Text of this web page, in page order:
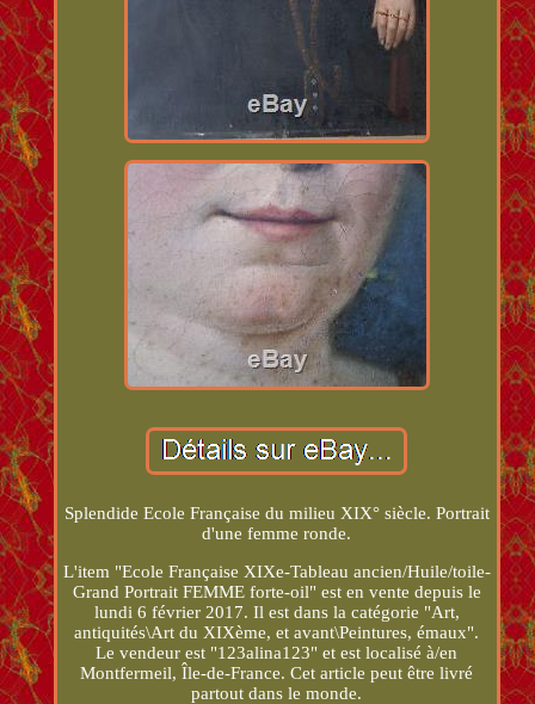
Splendide Ecole Française du milieu XIX° siècle. Portrait
d'une femme ronde.
L'item "Ecole Française XIXe-Tableau ancien/Huile/toile-
Grand Portrait FEMME forte-oil" est en vente depuis le
lundi 6 février 2017. Il est dans la catégorie "Art,
antiquités\Art du XIXème, et avant\Peintures, émaux".
Le vendeur est "123alina123" et est localisé à/en
Montfermeil, Île-de-France. Cet article peut être livré
partout dans le monde.